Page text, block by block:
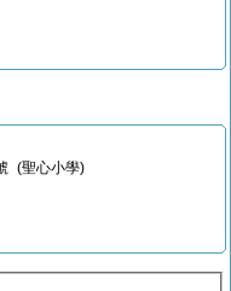
(聖心小學)